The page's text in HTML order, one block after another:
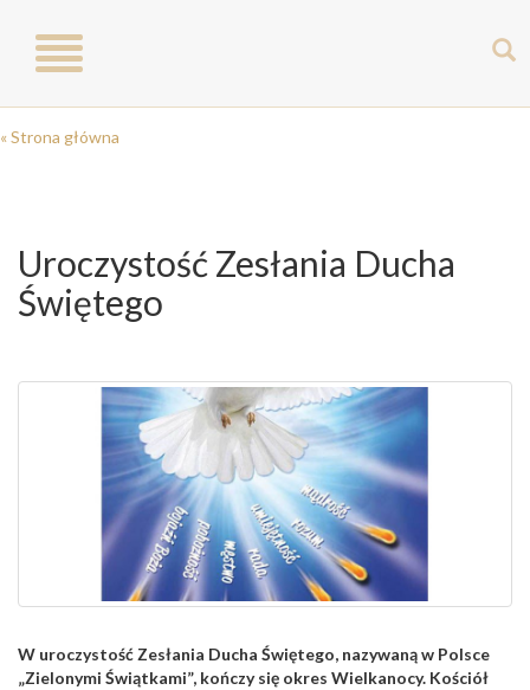
Toggle
navigation
« Strona główna
Uroczystość Zesłania Ducha
Świętego
W uroczystość Zesłania Ducha Świętego, nazywaną w Polsce
„Zielonymi Świątkami”, kończy się okres Wielkanocy. Kościół